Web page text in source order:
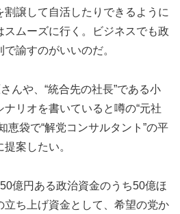
割譲して自活したりできるように
スムーズに行く。ビジネスでも政
諭すのがいいのだ。
んや、“統合先の社長”である小
リオを書いていると噂の“元社
恵袋で“解党コンサルタント”の平
案したい。
億円ある政治資金のうち50億ほ
立ち上げ資金として、希望の党か